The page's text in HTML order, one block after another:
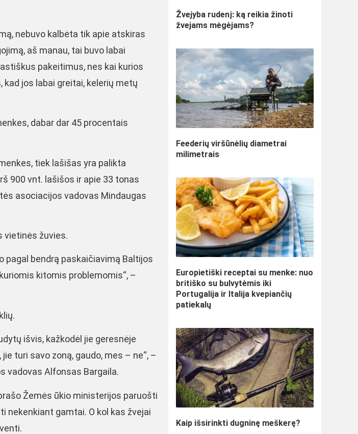
nebuvo kalbėta tik apie atskiras
aš manau, tai buvo labai
pakeitimus, nes kai kurios
jos labai greitai, kelerių metų
dabar dar 45 procentais
tiek lašišas yra palikta
900 vnt. lašišos ir apie 33 tonas
asociacijos vadovas Mindaugas
vietinės žuvies.
pagal bendrą paskaičiavimą Baltijos
kitomis problemomis“, –
išvis, kažkodėl jie geresnėje
turi savo zoną, gaudo, mes – ne“, –
vadovas Alfonsas Bargaila.
Žemės ūkio ministerijos paruošti
nekenkiant gamtai. O kol kas žvejai
Žvejyba rudenį: ką reikia žinoti
žvejams mėgėjams?
Feederių viršūnėlių diametrai
milimetrais
Europietiški receptai su menke: nuo
britiško su bulvytėmis iki
Portugalija ir Italija kvepiančių
patiekalų
Kaip išsirinkti dugninę meškerę?